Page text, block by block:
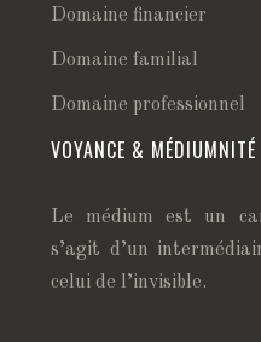
Domaine financier
Domaine familial
Domaine professionnel
VOYANCE & MÉDIUMNITÉ
Le médium est un
s’agit d’un
celui de l’invisible.